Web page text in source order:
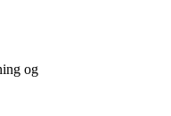
og